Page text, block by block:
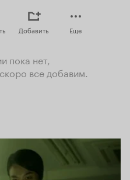
Добавить Еще
пока нет,
все добавим.